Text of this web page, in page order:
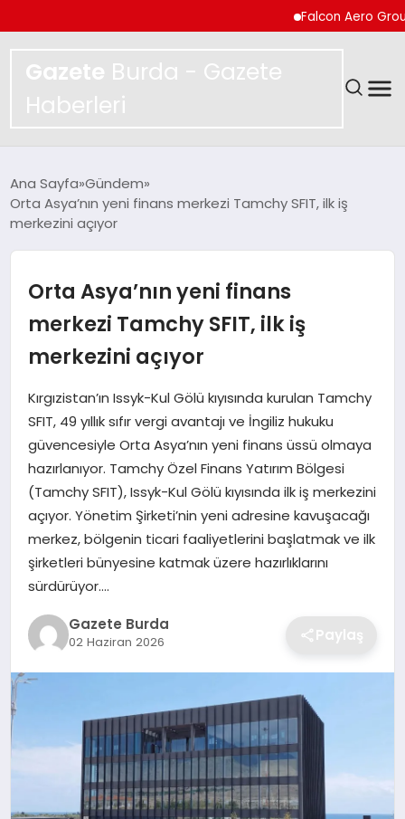
Falcon Aero Group,
Gazete Burda - Gazete
Haberleri
SPOR
EKONOMI
TEKNOLOJI
SAĞLIK
EĞITIM
DÜNYA
SIYASET
Ana Sayfa Gündem
Orta Asya’nın yeni finans merkezi Tamchy SFIT, ilk iş
merkezini açıyor
Orta Asya’nın yeni finans
merkezi Tamchy SFIT, ilk iş
merkezini açıyor
Kırgızistan’ın Issyk-Kul Gölü kıyısında kurulan Tamchy
SFIT, 49 yıllık sıfır vergi avantajı ve İngiliz hukuku
güvencesiyle Orta Asya’nın yeni finans üssü olmaya
hazırlanıyor. Tamchy Özel Finans Yatırım Bölgesi
(Tamchy SFIT), Issyk-Kul Gölü kıyısında ilk iş merkezini
açıyor. Yönetim Şirketi’nin yeni adresine kavuşacağı
merkez, bölgenin ticari faaliyetlerini başlatmak ve ilk
şirketleri bünyesine katmak üzere hazırlıklarını
sürdürüyor….
Gazete Burda
02 Haziran 2026 Paylaş